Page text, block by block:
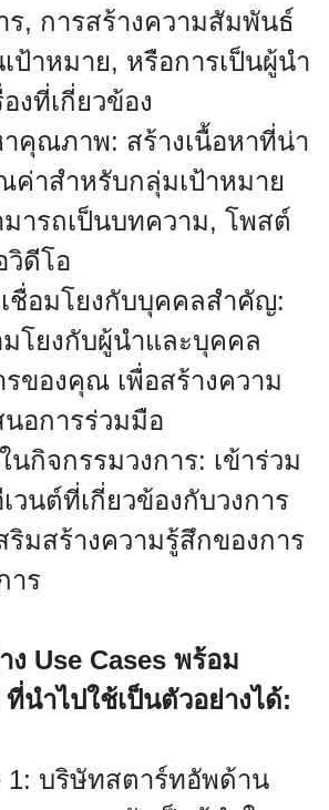
ร, การสร้างความสัมพันธ์
ป้าหมาย, หรือการเป็นผู้นำ
งที่เกี่ยวข้อง
คุณภาพ: สร้างเนื้อหาที่น่า
าสำหรับกลุ่มเป้าหมาย
ารถเป็นบทความ, โพสต์
ดีโอ
ชื่อมโยงกับบุคคลสำคัญ:
โยงกับผู้นำและบุคคล
ของคุณ เพื่อสร้างความ
อการร่วมมือ
กิจกรรมวงการ: เข้าร่วม
วนต์ที่เกี่ยวข้องกับวงการ
ริมสร้างความรู้สึกของการ
าร
ง Use Cases พร้อม
นำไปใช้เป็นตัวอย่างได้:
1: บริษัทสตาร์ทอัพด้าน